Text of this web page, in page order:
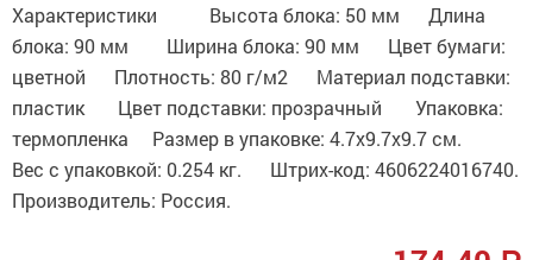
Характеристики Высота блока: 50 мм Длина
блока: 90 мм Ширина блока: 90 мм Цвет бумаги:
цветной Плотность: 80 г/м2 Материал подставки:
пластик Цвет подставки: прозрачный Упаковка:
термопленка Размер в упаковке: 4.7x9.7x9.7 см.
Вес с упаковкой: 0.254 кг. Штрих-код: 4606224016740.
Производитель: Россия.